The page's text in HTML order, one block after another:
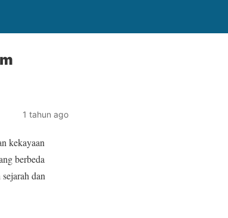
1 tahun ago
kekayaan
berbeda
dan